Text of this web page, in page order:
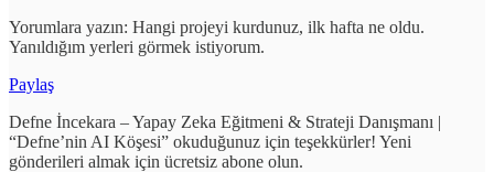
Yorumlara yazın: Hangi projeyi kurdunuz, ilk hafta ne oldu.
Yanıldığım yerleri görmek istiyorum.
Paylaş
Defne İncekara – Yapay Zeka Eğitmeni & Strateji Danışmanı |
“Defne’nin AI Köşesi” okuduğunuz için teşekkürler! Yeni
gönderileri almak için ücretsiz abone olun.